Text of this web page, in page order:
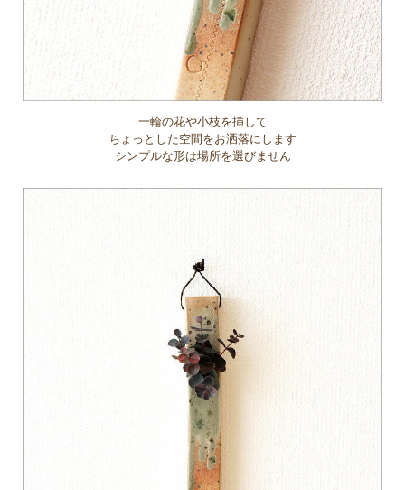
一輪の花や小枝を挿して
ちょっとした空間をお洒落にします
シンプルな形は場所を選びません